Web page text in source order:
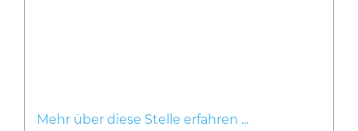
Mehr über diese Stelle erfahren ...